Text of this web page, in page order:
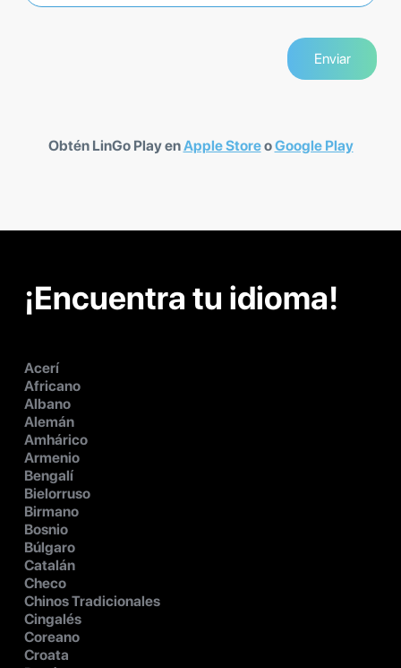
Obtén LinGo Play enApple StoreoGoogle Play
¡Encuentra tu idioma!
Acerí
Africano
Albano
Alemán
Amhárico
Armenio
Bengalí
Bielorruso
Birmano
Bosnio
Búlgaro
Catalán
Checo
Chinos Tradicionales
Cingalés
Coreano
Croata